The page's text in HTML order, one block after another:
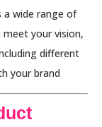
wide range of
meet your vision,
different
your brand.